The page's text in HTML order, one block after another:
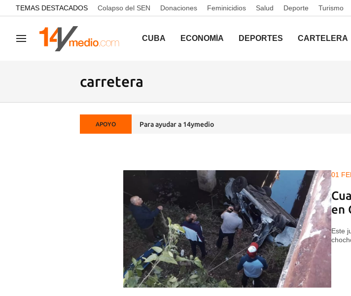
common.go-to-content
TEMAS DESTACADOS Colapso del SEN Donaciones Feminicidios Salud Deporte Turismo
Navegación CUBA ECONOMÍA DEPORTES CARTELERA
carretera
APOYO Para ayudar a 14ymedio
01
en
Este